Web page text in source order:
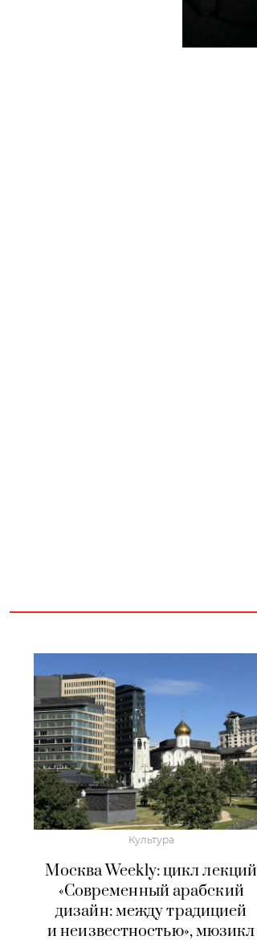
Культура
Москва Weekly: цикл лекций
«Современный арабский
дизайн: между традицией
и неизвестностью», мюзикл